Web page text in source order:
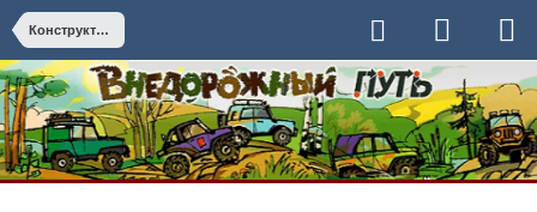
Конструкторский